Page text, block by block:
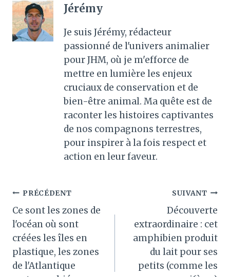
Jérémy
Je suis Jérémy, rédacteur
passionné de l'univers animalier
pour JHM, où je m'efforce de
mettre en lumière les enjeux
cruciaux de conservation et de
bien-être animal. Ma quête est de
raconter les histoires captivantes
de nos compagnons terrestres,
pour inspirer à la fois respect et
action en leur faveur.
Navigation
de
l’article
PRÉCÉDENT
Ce sont les zones de
l'océan où sont
créées les îles en
plastique, les zones
de l'Atlantique
SUIVANT
Découverte
extraordinaire : cet
amphibien produit
du lait pour ses
petits (comme les